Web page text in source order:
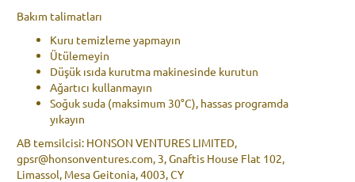
Bakım talimatları
Kuru temizleme yapmayın
Ütülemeyin
Düşük ısıda kurutma makinesinde kurutun
Ağartıcı kullanmayın
Soğuk suda (maksimum 30°C), hassas programda
yıkayın
AB temsilcisi: HONSON VENTURES LIMITED,
gpsr@honsonventures.com, 3, Gnaftis House Flat 102,
Limassol, Mesa Geitonia, 4003, CY